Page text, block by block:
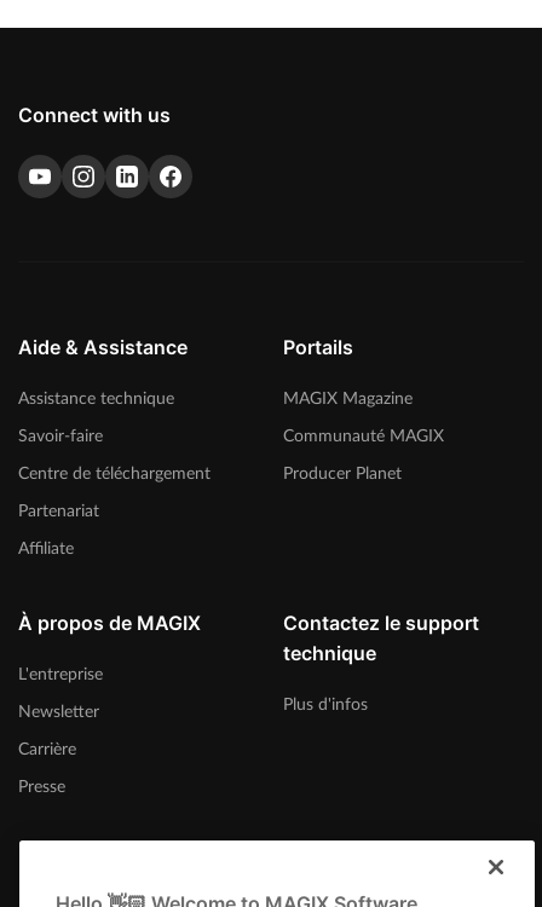
Connect with us
Aide & Assistance
Assistance technique
Savoir-faire
Centre de téléchargement
Partenariat
Affiliate
Portails
MAGIX Magazine
Communauté MAGIX
Producer Planet
À propos de MAGIX
L'entreprise
Newsletter
Carrière
Presse
Contactez le support
technique
Plus d'infos